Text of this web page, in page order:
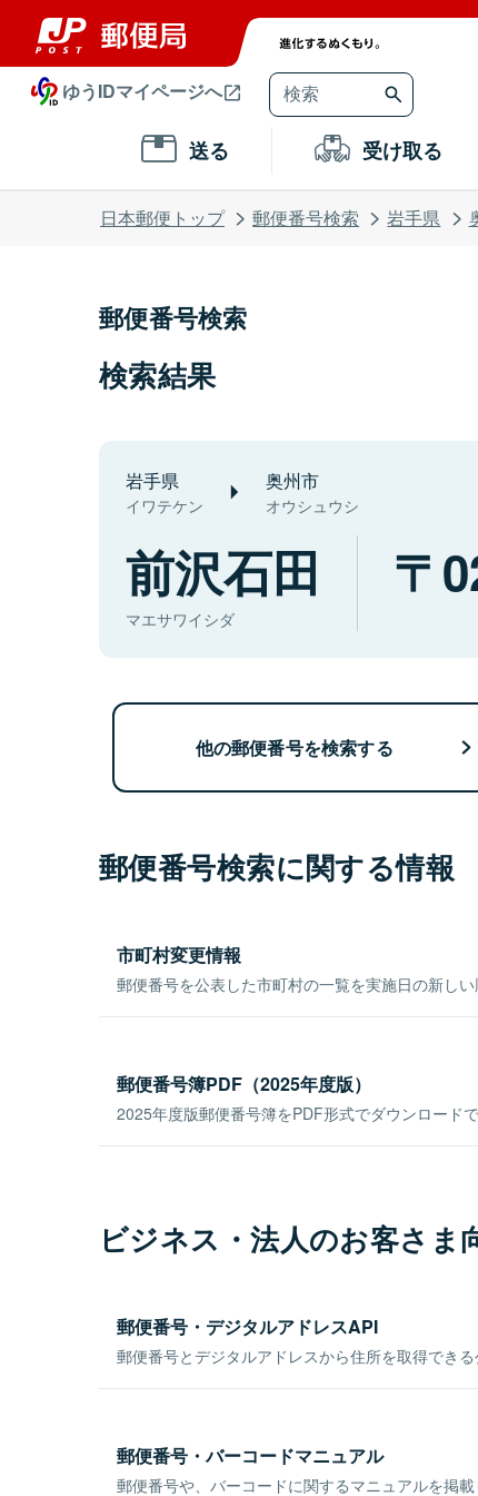
ゆうIDマイページへ
送る 受け取る
日本郵便トップ 郵便番号検索 岩手県
郵便番号検索
検索結果
岩手県
イワテケン
奥州市
オウシュウシ
前沢石田
マエサワイシダ
他の郵便番号を検索する
郵便番号検索に関する情報
市町村変更情報
郵便番号を公表した市町村の一覧を実施日の新しい
郵便番号簿PDF（2025年度版）
2025年度版郵便番号簿をPDF形式でダウンロードで
ビジネス・法人のお客さま
郵便番号・デジタルアドレスAPI
郵便番号とデジタルアドレスから住所を取得できる
郵便番号・バーコードマニュアル
郵便番号や、バーコードに関するマニュアルを掲載